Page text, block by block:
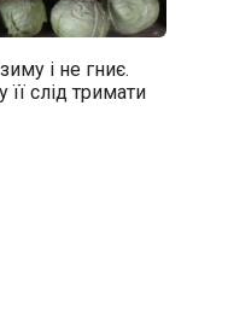
і не гниє.
слід тримати